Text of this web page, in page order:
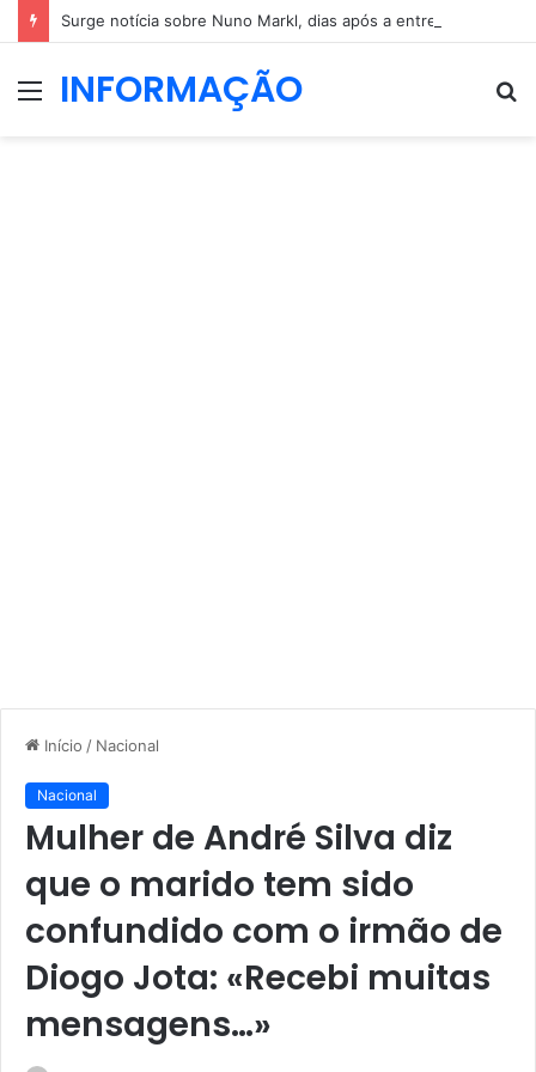
MenuINFORMAÇÃO
Início / Nacional
Nacional
Mulher de André Silva diz
que o marido tem sido
confundido com o irmão de
Diogo Jota: «Recebi muitas
mensagens…»